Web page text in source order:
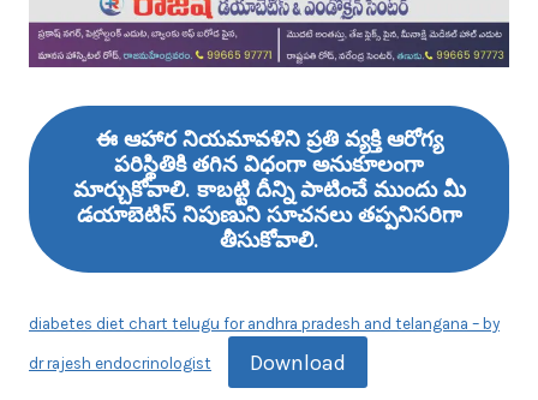
ఈ ఆహార నియమావళిని ప్రతి వ్యక్తి ఆరోగ్య
పరిస్థితికి తగిన విధంగా అనుకూలంగా
మార్చుకోవాలి. కాబట్టి దీన్ని పాటించే ముందు మీ
డయాబెటిస్ నిపుణుని సూచనలు తప్పనిసరిగా
తీసుకోవాలి.
diabetes diet chart telugu for andhra pradesh and telangana – by
dr rajesh endocrinologist Download